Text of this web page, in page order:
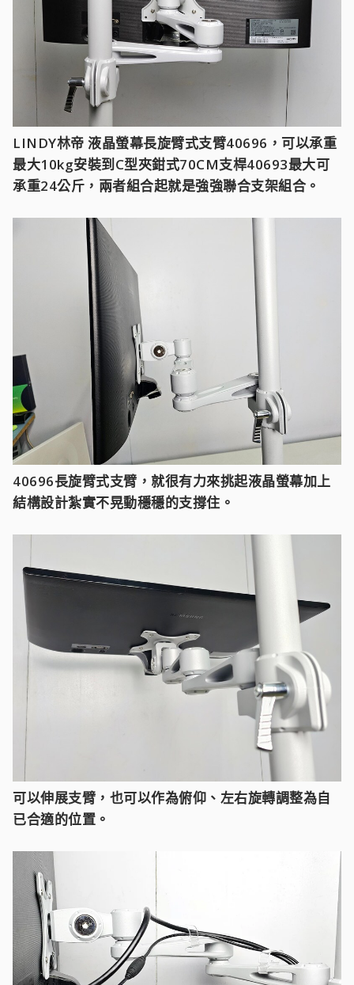
LINDY林帝 液晶螢幕長旋臂式支臂40696，可以承重
最大10kg安裝到C型夾鉗式70CM支桿40693最大可
承重24公斤，兩者組合起就是強強聯合支架組合。
40696長旋臂式支臂，就很有力來挑起液晶螢幕加上
結構設計紮實不晃動穩穩的支撐住。
可以伸展支臂，也可以作為俯仰、左右旋轉調整為自
已合適的位置。